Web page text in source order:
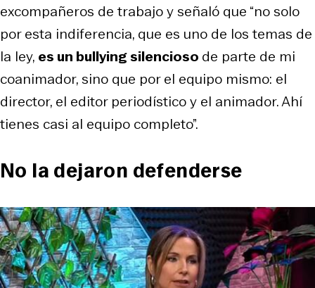
excompañeros de trabajo y señaló que “no solo
por esta indiferencia, que es uno de los temas de
la ley, es un bullyingsilencioso de parte de mi
coanimador, sino que por el equipo mismo: el
director, el editor periodístico y el animador. Ahí
tienes casi al equipo completo”.
No la dejaron defenderse